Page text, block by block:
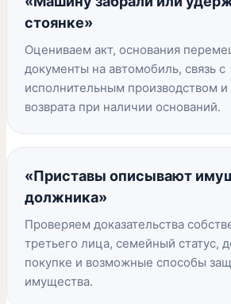
стоянке»
Оцениваем акт, основания
документы на автомобиль, связь с
исполнительным производством и
возврата при наличии оснований.
«Приставы описывают
должника»
Проверяем доказательства
третьего лица, семейный статус,
покупке и возможные способы
имущества.